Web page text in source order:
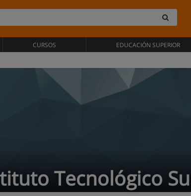
CURSOS EDUCACIÓN SUPERIOR
Tecnológico